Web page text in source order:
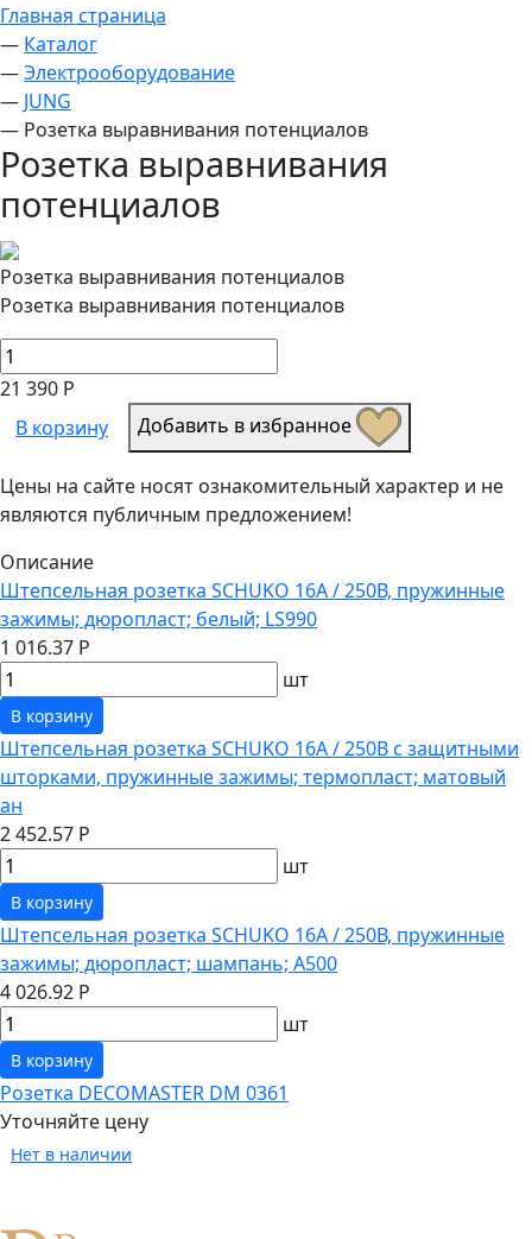
Главная страница
— Каталог
—Электрооборудование
— JUNG
— Розетка выравнивания потенциалов
Розетка выравнивания
потенциалов
Розетка выравнивания потенциалов
Розетка выравнивания потенциалов
21 390 Р
В корзину
Добавить в избранное
Цены на сайте носят ознакомительный характер и не
являются публичным предложением!
Описание
Штепсельная розетка SCHUKO 16А / 250В, пружинные
зажимы; дюропласт; белый; LS990
1 016.37 Р
шт
В корзину
Штепсельная розетка SCHUKO 16А / 250В с защитными
шторками, пружинные зажимы; термопласт; матовый
ан
2 452.57 Р
шт
В корзину
Штепсельная розетка SCHUKO 16А / 250В, пружинные
зажимы; дюропласт; шампань; A500
4 026.92 Р
шт
В корзину
Розетка DECOMASTER DM 0361
Уточняйте цену
Нет в наличии